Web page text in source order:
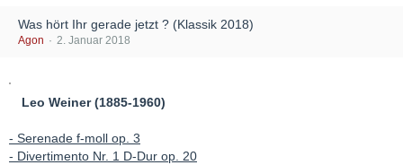
Was hört Ihr gerade jetzt ? (Klassik 2018)
Agon 2. Januar 2018
Leo Weiner (1885-1960)
- Serenade f-moll op. 3
- Divertimento Nr. 1 D-Dur op. 20